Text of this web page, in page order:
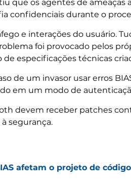
que os agentes de ameaças
confidenciais durante o
e interações do usuário.
foi provocado pelos
especificações técnicas
de um invasor usar erros
em um modo de
devem receber patches
segurança.
afetam o projeto de